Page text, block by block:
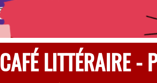
CAFÉ LITTÉRAIRE